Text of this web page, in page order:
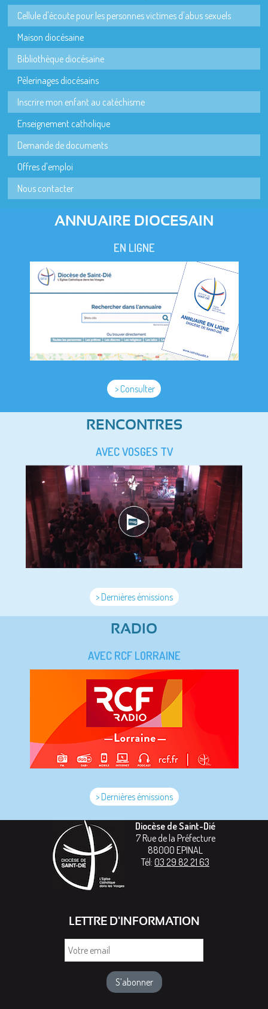
Cellule d'écoute pour les personnes victimes d'abus sexuels
Maison diocésaine
Bibliothèque diocésaine
Pèlerinages diocésains
Inscrire mon enfant au catéchisme
Enseignement catholique
Demande de documents
Offres d'emploi
Nous contacter
ANNUAIRE DIOCESAIN
EN LIGNE
> Consulter
RENCONTRES
AVEC VOSGES TV
> Dernières émissions
RADIO
AVEC RCF LORRAINE
> Dernières émissions
Diocèse de Saint-Dié
7 Rue de la Préfecture
88000 EPINAL
Tél: 03 29 82 21 63
LETTRE D'INFORMATION